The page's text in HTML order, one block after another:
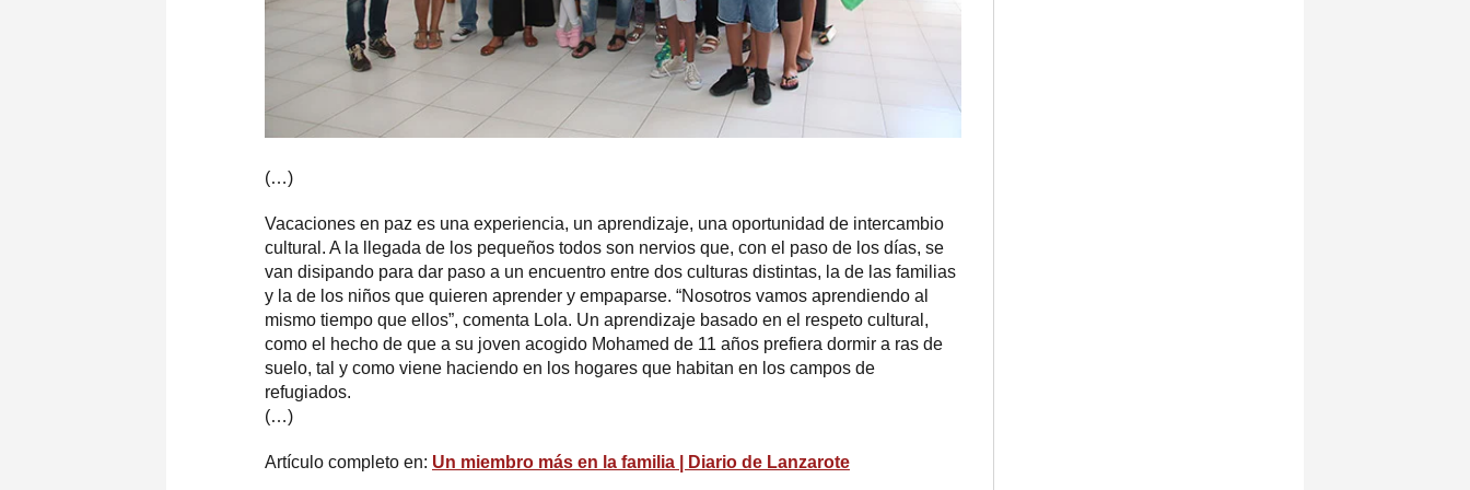
(…)
Vacaciones en paz es una experiencia, un aprendizaje, una oportunidad de intercambio
cultural. A la llegada de los pequeños todos son nervios que, con el paso de los días, se
van disipando para dar paso a un encuentro entre dos culturas distintas, la de las familias
y la de los niños que quieren aprender y empaparse. “Nosotros vamos aprendiendo al
mismo tiempo que ellos”, comenta Lola. Un aprendizaje basado en el respeto cultural,
como el hecho de que a su joven acogido Mohamed de 11 años prefiera dormir a ras de
suelo, tal y como viene haciendo en los hogares que habitan en los campos de
refugiados.
(…)
Artículo completo en: Un miembro más en la familia | Diario de Lanzarote